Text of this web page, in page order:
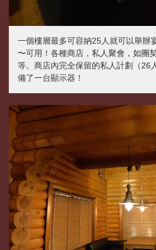
一個樓層最多可容納25人就可以舉辦
〜可用！各種商店，私人聚會，如團
等。商店內完全保留的私人計劃（26
備了一台顯示器！
この店舗情報をシ
パスタと世界のビール アンドリュ
茨城県つくば市佐512-3
https://andryu.owst.jp/
お店情報をコピ
閉じる